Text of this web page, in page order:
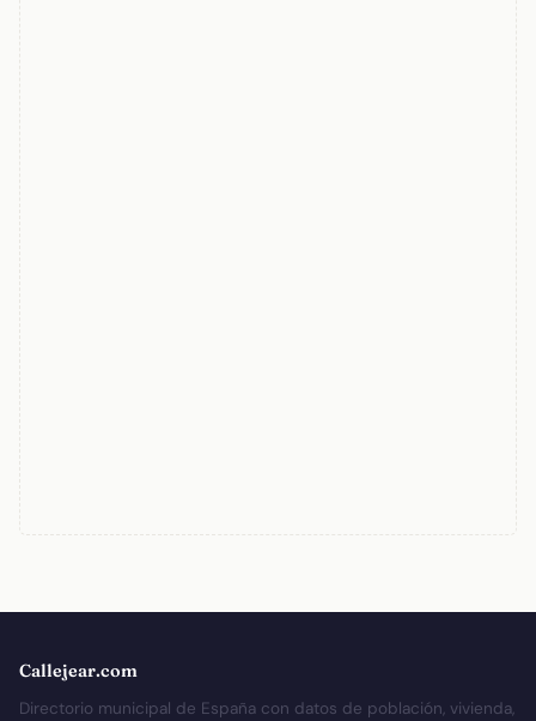
Callejear.com
Directorio municipal de España con datos de población, vivienda,